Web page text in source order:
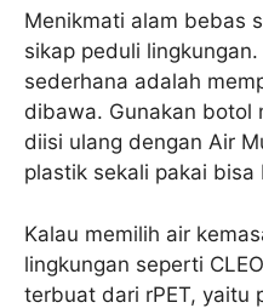
Menikmati alam bebas
sikap peduli
sederhana adalah
dibawa. Gunakan botol
diisi ulang dengan Air
plastik sekali pakai bisa
Kalau memilih air
lingkungan seperti
terbuat dari rPET, yaitu